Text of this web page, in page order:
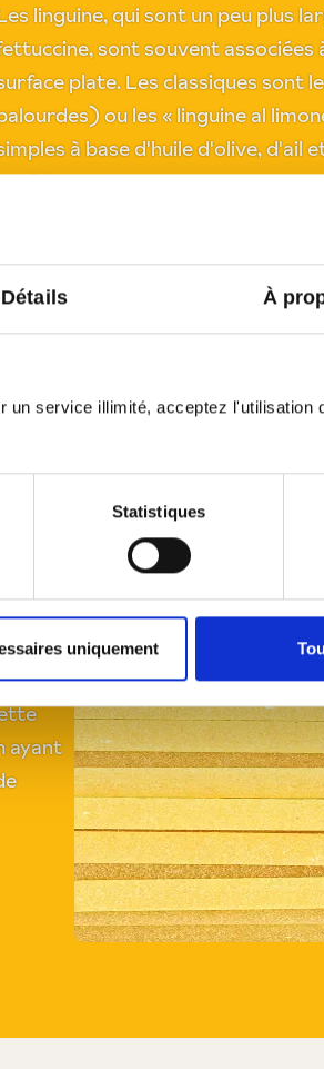
Détails À
service illimité, acceptez l'utilisation
Statistiques
uniquement
linguine, qui sont un peu plus
sont souvent associées
plate. Les classiques sont
ou les « linguine al
à base d'huile d'olive, d'ail
ayant